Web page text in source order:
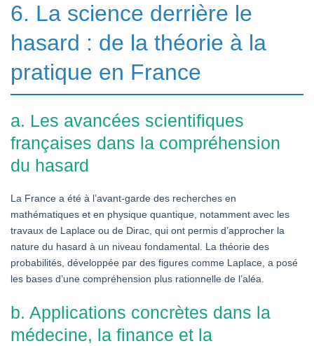
6. La science derrière le
hasard : de la théorie à la
pratique en France
a. Les avancées scientifiques
françaises dans la compréhension
du hasard
La France a été à l’avant-garde des recherches en
mathématiques et en physique quantique, notamment avec les
travaux de Laplace ou de Dirac, qui ont permis d’approcher la
nature du hasard à un niveau fondamental. La théorie des
probabilités, développée par des figures comme Laplace, a posé
les bases d’une compréhension plus rationnelle de l’aléa.
b. Applications concrètes dans la
médecine, la finance et la